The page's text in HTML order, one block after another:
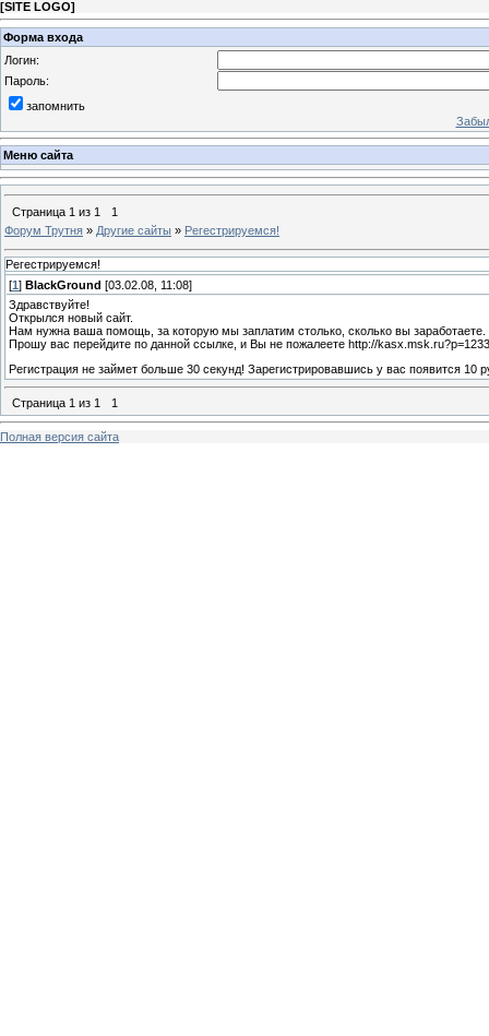
[SITE LOGO]
Форма входа
Логин:
Пароль:
запомнить
Меню сайта
Страница 1 из 1
1
Форум Трутня » Другие сайты » Регестрируемся!
Регестрируемся!
[1 ] BlackGround [03.02.08, 11:08]
Здравствуйте!
Открылся новый сайт.
Нам нужна ваша помощь, за которую мы заплатим столько, сколько вы заработаете.
Прошу вас перейдите по данной ссылке, и Вы не пожалеете http://
Регистрация не займет больше 30 секунд! Зарегистрировавшись у вас появится 10
Страница 1 из 1 1
Полная версия сайта